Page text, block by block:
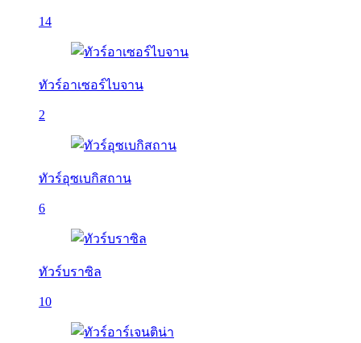
14
ทัวร์อาเซอร์ไบจาน
2
ทัวร์อุซเบกิสถาน
6
ทัวร์บราซิล
10